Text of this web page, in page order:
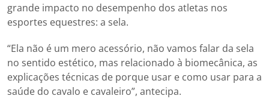
grande impacto no desempenho dos atletas nos
esportes equestres: a sela.
“Ela não é um mero acessório, não vamos falar da sela
no sentido estético, mas relacionado à biomecânica, as
explicações técnicas de porque usar e como usar para a
saúde do cavalo e cavaleiro”, antecipa.